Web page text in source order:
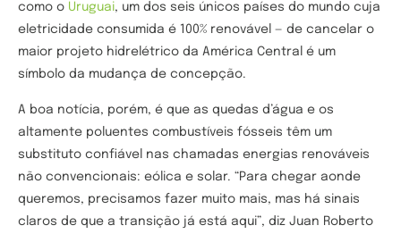
como o Uruguai, um dos seis únicos países do mundo cuja
eletricidade consumida é 100% renovável — de cancelar o
maior projeto hidrelétrico da América Central é um
símbolo da mudança de concepção.
A boa notícia, porém, é que as quedas d’água e os
altamente poluentes combustíveis fósseis têm um
substituto confiável nas chamadas energias renováveis
não convencionais: eólica e solar. “Para chegar aonde
queremos, precisamos fazer muito mais, mas há sinais
claros de que a transição já está aqui”, diz Juan Roberto